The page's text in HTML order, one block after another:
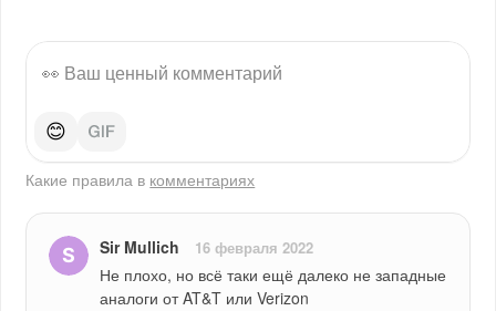
😊
Какие правила в комментариях
Sir Mullich 16 февраля 2022
Не плохо, но всё таки ещё далеко не западные
аналоги от AT&T или Verizon